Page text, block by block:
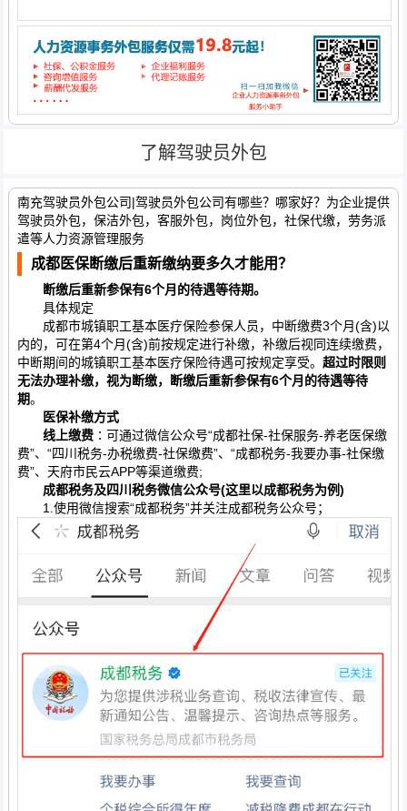
了解驾驶员外包
南充驾驶员外包公司|驾驶员外包公司有哪些？哪家好？为企业提供
驾驶员外包，保洁外包，客服外包，岗位外包，社保代缴，劳务派
遣等人力资源管理服务
成都医保断缴后重新缴纳要多久才能用？
断缴后重新参保有6个月的待遇等待期。
具体规定
成都市城镇职工基本医疗保险参保人员，中断缴费3个月(含)以
内的，可在第4个月(含)前按规定进行补缴，补缴后视同连续缴费，
中断期间的城镇职工基本医疗保险待遇可按规定享受。 超过时限则
无法办理补缴，视为断缴，断缴后重新参保有6个月的待遇等待
期。
医保补缴方式
线上缴费∶可通过微信公众号“成都社保-社保服务-养老医保缴
费”、“四川税务-办税缴费-社保缴费”、“成都税务-我要办事-社保缴
费”、天府市民云APP等渠道缴费;
成都税务及四川税务微信公众号(这里以成都税务为例)
1.使用微信搜索“成都税务”并关注成都税务公众号；